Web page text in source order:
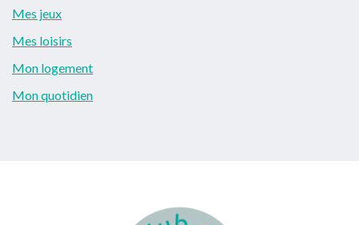
Mes jeux
Mes loisirs
Mon logement
Mon quotidien